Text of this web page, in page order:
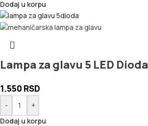
Dodaj u korpu
Lampa za glavu 5 LED Dioda
1.550 RSD
-
+
Dodaj u korpu